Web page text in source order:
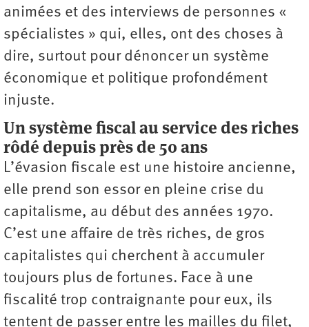
animées et des interviews de personnes «
spécialistes » qui, elles, ont des choses à
dire, surtout pour dénoncer un système
économique et politique profondément
injuste.
Un système fiscal au service des riches
rôdé depuis près de 50 ans
L’évasion fiscale est une histoire ancienne,
elle prend son essor en pleine crise du
capitalisme, au début des années 1970.
C’est une affaire de très riches, de gros
capitalistes qui cherchent à accumuler
toujours plus de fortunes. Face à une
fiscalité trop contraignante pour eux, ils
tentent de passer entre les mailles du filet,